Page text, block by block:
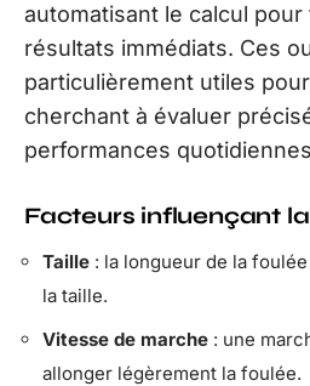
automatisant le calcul
résultats immédiats. Ces
particulièrement utiles
cherchant à évaluer
performances
Facteurs influençant
Taille : la longueur de la
la taille.
Vitesse de marche : une
allonger légèrement la foulée.